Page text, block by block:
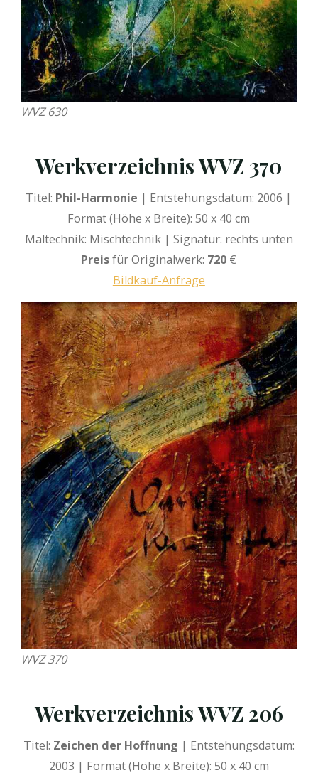
WVZ 630
Werkverzeichnis WVZ 370
Titel: Phil-Harmonie | Entstehungsdatum: 2006 |
Format (Höhe x Breite): 50 x 40 cm
Maltechnik: Mischtechnik | Signatur: rechts unten
Preisfür Originalwerk: 720 €
Bildkauf-Anfrage
WVZ 370
Werkverzeichnis WVZ 206
Titel: Zeichen der Hoffnung | Entstehungsdatum:
2003 | Format (Höhe x Breite): 50 x 40 cm